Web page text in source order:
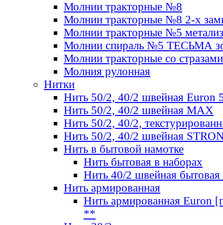
Молнии тракторные №8
Молнии тракторные №8 2-х
Молнии тракторные №5
Молнии спираль №5 ТЕСЬМА
Молнии тракторные со стразами
Молния рулонная
Нитки
Нить 50/2, 40/2 швейная Euron
Нить 50/2, 40/2 швейная МАХ
Нить 50/2, 40/2,
Нить 50/2, 40/2 швейная
Нить в бытовой намотке
Нить бытовая в наборах
Нить 40/2 швейная бытовая
Нить армированная
Нить армированная Euron
**